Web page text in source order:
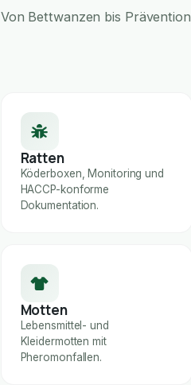
Von Bettwanzen bis
Ratten
Köderboxen, Monitoring und
HACCP-konforme
Dokumentation.
Motten
Lebensmittel- und
Kleidermotten mit
Pheromonfallen.